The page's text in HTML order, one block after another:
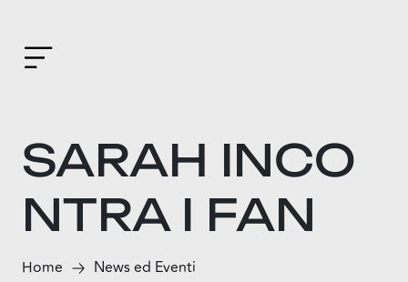
SARAH INCO
NTRA I FAN
Home News ed Eventi